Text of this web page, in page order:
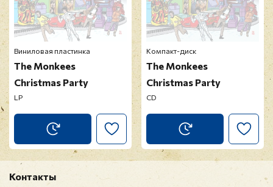
Виниловая пластинка
The Monkees
Christmas Party
LP
Компакт-диск
The Monkees
Christmas Party
CD
Контакты